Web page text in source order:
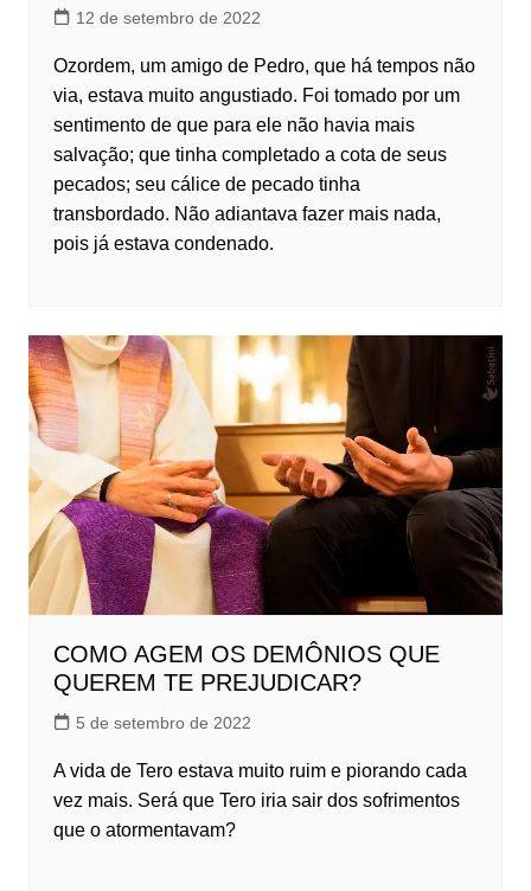
12 de setembro de 2022
Ozordem, um amigo de Pedro, que há tempos não
via, estava muito angustiado. Foi tomado por um
sentimento de que para ele não havia mais
salvação; que tinha completado a cota de seus
pecados; seu cálice de pecado tinha
transbordado. Não adiantava fazer mais nada,
pois já estava condenado.
COMO AGEM OS DEMÔNIOS QUE
QUEREM TE PREJUDICAR?
5 de setembro de 2022
A vida de Tero estava muito ruim e piorando cada
vez mais. Será que Tero iria sair dos sofrimentos
que o atormentavam?